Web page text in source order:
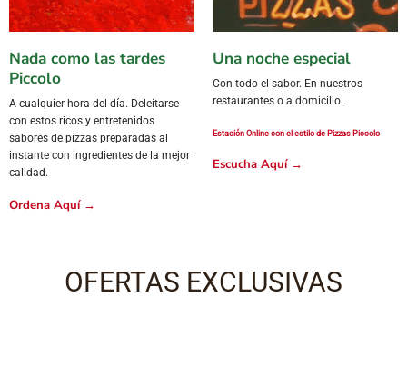
Nada como las tardes
Piccolo
A cualquier hora del día. Deleitarse
con estos ricos y entretenidos
sabores de pizzas preparadas al
instante con ingredientes de la mejor
calidad.
Ordena Aquí →
Una noche especial
Con todo el sabor. En nuestros
restaurantes o a domicilio.
Estación Online con el estilo de Pizzas Piccolo
Escucha Aquí →
OFERTAS EXCLUSIVAS